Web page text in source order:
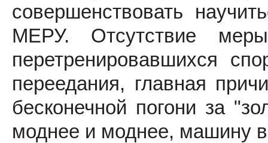
совершенствовать
МЕРУ. Отсутствие
перетренировавшихся
переедания, главная
бесконечной погони за
моднее и моднее, машину